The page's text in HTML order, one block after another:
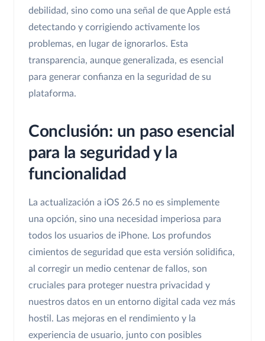
debilidad, sino como una señal de que Apple está
detectando y corrigiendo activamente los
problemas, en lugar de ignorarlos. Esta
transparencia, aunque generalizada, es esencial
para generar confianza en la seguridad de su
plataforma.
Conclusión: un paso esencial
para la seguridad y la
funcionalidad
La actualización a iOS 26.5 no es simplemente
una opción, sino una necesidad imperiosa para
todos los usuarios de iPhone. Los profundos
cimientos de seguridad que esta versión solidifica,
al corregir un medio centenar de fallos, son
cruciales para proteger nuestra privacidad y
nuestros datos en un entorno digital cada vez más
hostil. Las mejoras en el rendimiento y la
experiencia de usuario, junto con posibles